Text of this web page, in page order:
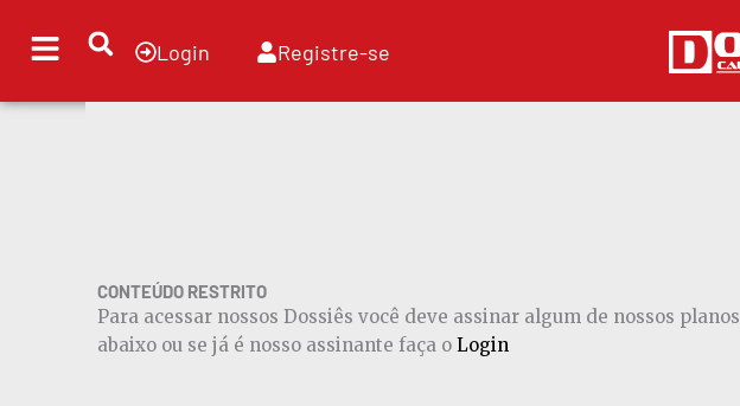
para
conteúdo
Login Registre-se
CONTEÚDO RESTRITO
Para acessar nossos Dossiês você deve assinar algum de nossos planos
abaixo ou se já é nosso assinante faça o Login